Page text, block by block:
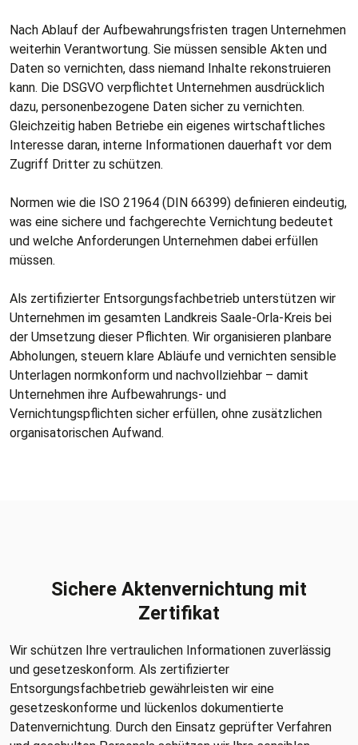
Nach Ablauf der Aufbewahrungsfristen tragen Unternehmen
weiterhin Verantwortung. Sie müssen sensible Akten und
Daten so vernichten, dass niemand Inhalte rekonstruieren
kann. Die DSGVO verpflichtet Unternehmen ausdrücklich
dazu, personenbezogene Daten sicher zu vernichten.
Gleichzeitig haben Betriebe ein eigenes wirtschaftliches
Interesse daran, interne Informationen dauerhaft vor dem
Zugriff Dritter zu schützen.
Normen wie die ISO 21964 (DIN 66399) definieren eindeutig,
was eine sichere und fachgerechte Vernichtung bedeutet
und welche Anforderungen Unternehmen dabei erfüllen
müssen.
Als zertifizierter Entsorgungsfachbetrieb unterstützen wir
Unternehmen im gesamten Landkreis Saale-Orla-Kreis bei
der Umsetzung dieser Pflichten. Wir organisieren planbare
Abholungen, steuern klare Abläufe und vernichten sensible
Unterlagen normkonform und nachvollziehbar – damit
Unternehmen ihre Aufbewahrungs- und
Vernichtungspflichten sicher erfüllen, ohne zusätzlichen
organisatorischen Aufwand.
Sichere Aktenvernichtung mit
Zertifikat
Wir schützen Ihre vertraulichen Informationen zuverlässig
und gesetzeskonform. Als zertifizierter
Entsorgungsfachbetrieb gewährleisten wir eine
gesetzeskonforme und lückenlos dokumentierte
Datenvernichtung. Durch den Einsatz geprüfter Verfahren